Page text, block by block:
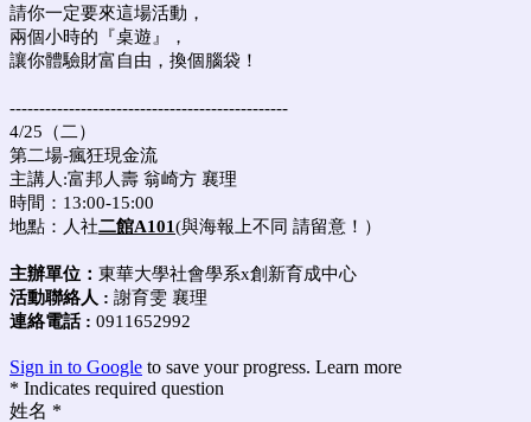
請你一定要來這場活動，
兩個小時的『桌遊』，
讓你體驗財富自由，換個腦袋！
-----------------------------------------------
4/25（二）
第二場-瘋狂現金流
主講人:富邦人壽 翁崎方 襄理
時間： 13:00-15:00
地點：人社二館A101(與海報上不同 請留意！）
主辦單位： 東華大學社會學系x創新育成中心
活動聯絡人 : 謝育雯 襄理
連絡電話 : 0911652992
Sign in to Google to save your progress. Learn more
* Indicates required question
姓名 *